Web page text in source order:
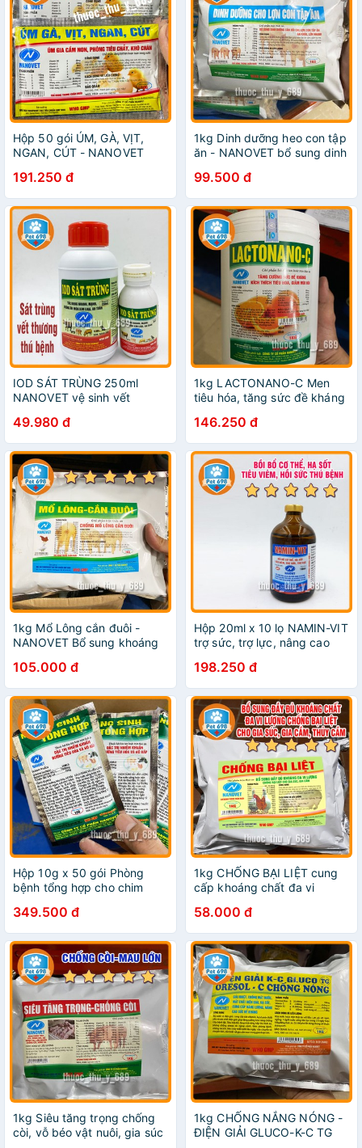
Hộp 50 gói ÚM, GÀ, VỊT,
NGAN, CÚT - NANOVET
các vitamin PET-689
191.250 đ
1kg Dinh dưỡng heo con tập
ăn - NANOVET bổ sung dinh
99.500 đ
IOD SÁT TRÙNG 250ml
NANOVET vệ sinh vết
49.980 đ
1kg LACTONANO-C Men
tiêu hóa, tăng sức đề kháng
146.250 đ
1kg Mổ Lông cắn đuôi -
NANOVET Bổ sung khoáng
105.000 đ
Hộp 20ml x 10 lọ NAMIN-VIT
trợ sức, trợ lực, nâng cao
698
198.250 đ
Hộp 10g x 50 gói Phòng
bệnh tổng hợp cho chim
349.500 đ
1kg CHỐNG BẠI LIỆT cung
cấp khoáng chất đa vi
gia súc, gia cầm thủy cầm
58.000 đ
1kg Siêu tăng trọng chống
còi, vỗ béo vật nuôi, gia súc
1kg CHỐNG NẮNG NÓNG -
ĐIỆN GIẢI GLUCO-K-C TG